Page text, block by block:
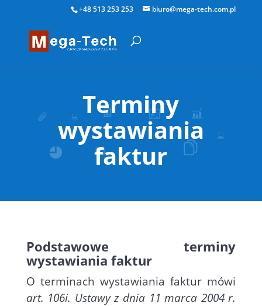
+48 513 253 253 biuro@mega-tech.com.pl
Terminy
wystawiania
faktur
Podstawowe terminy
wystawiania faktur
O terminach wystawiania faktur mówi
art. 106i. Ustawy z dnia 11 marca 2004 r.